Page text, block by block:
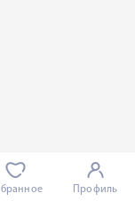
для
Профиль